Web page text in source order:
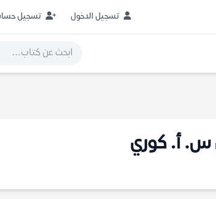
تسجيل الدخول تسجيل
س. أ. كوري